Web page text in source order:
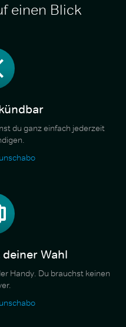
einen Blick
du ganz einfach jederzeit
Wahl
Handy. Du brauchst keinen